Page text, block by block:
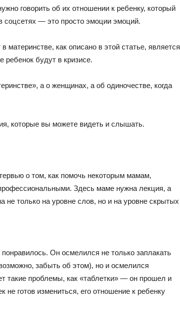
говорить об их отношении к ребенку, который
— это просто эмоции эмоций.
как описано в этой статье, является
будут в кризисе.
а о женщинах, а об одиночестве, когда
которые вы можете видеть и слышать.
о том, как помочь некоторым мамам,
Здесь маме нужна лекция, а
не только на уровне слов, но и на уровне скрытых
Он осмелился не только заплакать
забыть об этом), но и осмелился
такие проблемы, как «таблетки» — он прошел и
готов измениться, его отношение к ребенку